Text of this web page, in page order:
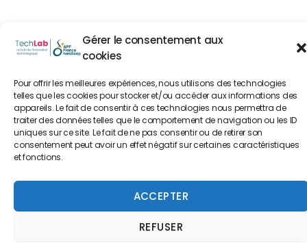
Gérer le consentement aux
cookies
Pour offrir les meilleures expériences, nous utilisons des technologies
telles que les cookies pour stocker et/ou accéder aux informations des
appareils. Le fait de consentir à ces technologies nous permettra de
traiter des données telles que le comportement de navigation ou les ID
uniques sur ce site. Le fait de ne pas consentir ou de retirer son
consentement peut avoir un effet négatif sur certaines caractéristiques
et fonctions.
ACCEPTER
REFUSER